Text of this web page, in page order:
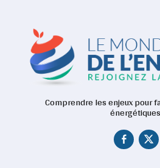
Comprendre les enjeux pour